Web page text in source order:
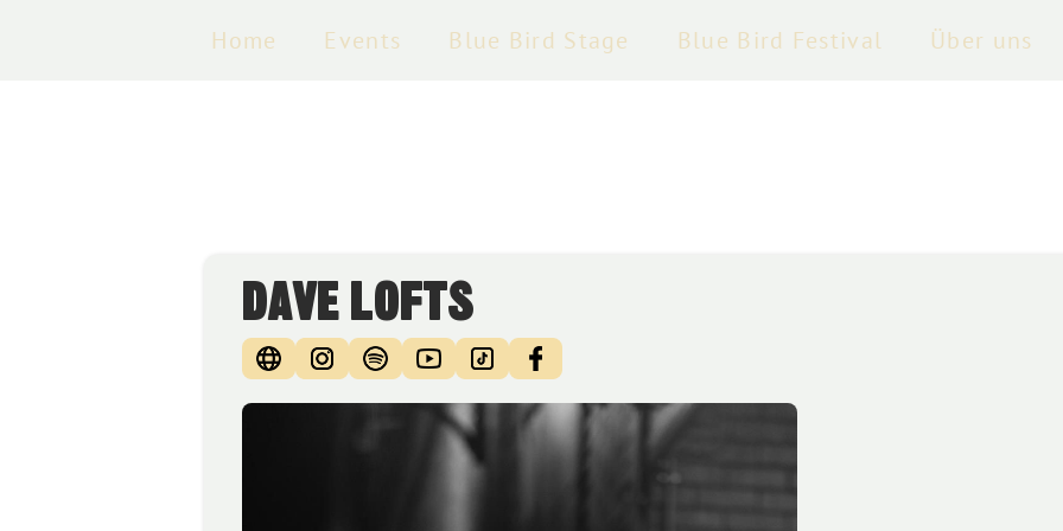
Home Events Blue Bird Stage Blue Bird Festival Über uns
DAVE LOFTS